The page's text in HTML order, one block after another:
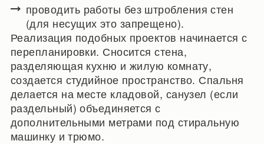
проводить работы без штробления стен
(для несущих это запрещено).
Реализация подобных проектов начинается с
перепланировки. Сносится стена,
разделяющая кухню и жилую комнату,
создается студийное пространство. Спальня
делается на месте кладовой, санузел (если
раздельный) объединяется с
дополнительными метрами под стиральную
машинку и трюмо.